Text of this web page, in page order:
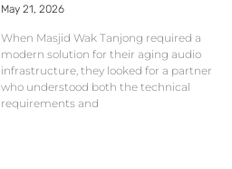
May 21, 2026
When Masjid Wak Tanjong required a
modern solution for their aging audio
infrastructure, they looked for a partner
who understood both the technical
requirements and